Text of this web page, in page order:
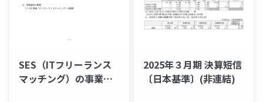
SES（ITフリーランス
マッチング）の事業譲
2025年３月期 決算短信
〔日本基準〕(非連結)